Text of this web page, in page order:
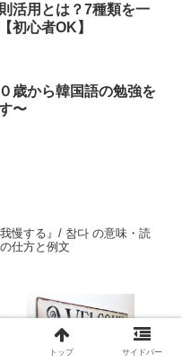
活用とは？7種類を一
初心者OK】
歳から韓国語の勉強を
〜
慢する』/ 참다 の意味・読
仕方と例文
トップ サイドバー